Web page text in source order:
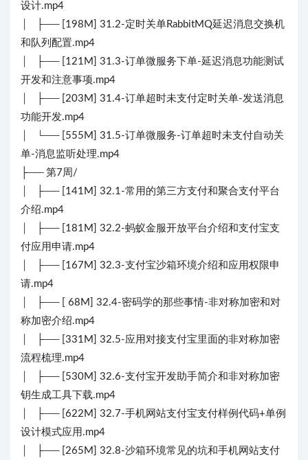
设计.mp4
│ ├── [198M] 31.2-定时关单RabbitMQ延迟消息交换机
和队列配置.mp4
│ ├── [121M] 31.3-订单微服务下单-延迟消息功能测试
开发和注意事项.mp4
│ ├── [203M] 31.4-订单超时未支付定时关单-发送消息
功能开发.mp4
│ └── [555M] 31.5-订单微服务-订单超时未支付自动关
单-消息监听处理.mp4
├── 第7周/
│ ├── [141M] 32.1-常用的第三方支付和聚合支付平台
介绍.mp4
│ ├── [181M] 32.2-蚂蚁金服开放平台介绍和支付宝支
付应用申请.mp4
│ ├── [167M] 32.3-支付宝沙箱环境介绍和应用权限申
请.mp4
│ ├── [ 68M] 32.4-密码学的那些事情-非对称加密和对
称加密介绍.mp4
│ ├── [331M] 32.5-应用对接支付宝里面的非对称加密
流程梳理.mp4
│ ├── [530M] 32.6-支付宝开发助手简介和非对称加密
钥生成工具下载.mp4
│ ├── [622M] 32.7-手机网站支付宝支付样例代码+单例
设计模式应用.mp4
│ ├── [265M] 32.8-沙箱环境常见的坑和手机网站支付